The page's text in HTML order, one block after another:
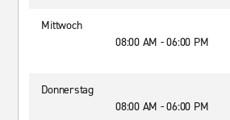
Mittwoch
08:00 AM - 06:00 PM
Donnerstag
08:00 AM - 06:00 PM